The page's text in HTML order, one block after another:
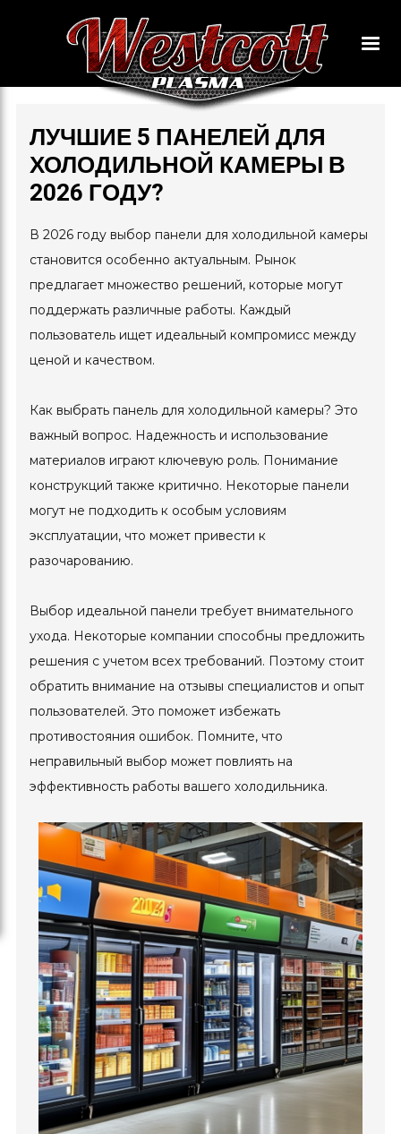
ЛУЧШИЕ 5 ПАНЕЛЕЙ ДЛЯ
ХОЛОДИЛЬНОЙ КАМЕРЫ В
2026 ГОДУ?
В 2026 году выбор панели для холодильной камеры
становится особенно актуальным. Рынок
предлагает множество решений, которые могут
поддержать различные работы. Каждый
пользователь ищет идеальный компромисс между
ценой и качеством.
Как выбрать панель для холодильной камеры? Это
важный вопрос. Надежность и использование
материалов играют ключевую роль. Понимание
конструкций также критично. Некоторые панели
могут не подходить к особым условиям
эксплуатации, что может привести к
разочарованию.
Выбор идеальной панели требует внимательного
ухода. Некоторые компании способны предложить
решения с учетом всех требований. Поэтому стоит
обратить внимание на отзывы специалистов и опыт
пользователей. Это поможет избежать
противостояния ошибок. Помните, что
неправильный выбор может повлиять на
эффективность работы вашего холодильника.